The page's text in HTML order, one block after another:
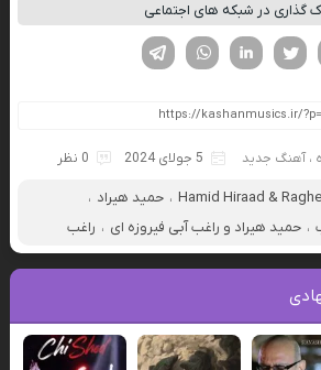
گذاری در شبکه های اجتماعی
لینکدین تویتر
فیسوک
، آهنگ جدید 5 جولای 2024 0 نظر
Hamid Hiraad & ، حمید هیراد ،
، حمید هیراد و راغب آبی فیروزه ای ، راغب